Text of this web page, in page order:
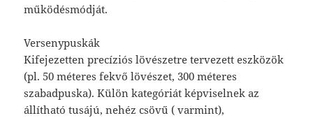
működésmódját.
Versenypuskák
Kifejezetten precíziós lövészetre tervezett eszközök
(pl. 50 méteres fekvő lövészet, 300 méteres
szabadpuska). Külön kategóriát képviselnek az
állítható tusájú, nehéz csövű ( varmint),